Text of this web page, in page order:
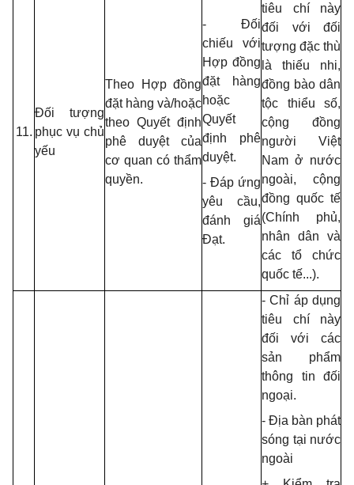
11.
Đối tượng
phục vụ chủ
yếu
Theo Hợp đồng
đặt hàng và/hoặc
theo Quyết định
phê duyệt của
cơ quan có thẩm
quyền.
- Đối
chiếu với
Hợp đồng
đặt hàng
hoặc
Quyết
định phê
duyệt.
- Đáp ứng
yêu cầu,
đánh giá
Đạt.
tiêu chí này
đối với đối
tượng đặc thù
là thiếu nhi,
đồng bào dân
tộc thiểu số,
cộng đồng
người Việt
Nam ở nước
ngoài, cộng
đồng quốc tế
(Chính phủ,
nhân dân và
các tổ chức
quốc tế...).
- Chỉ áp dụng
tiêu chí này
đối với các
sản phẩm
thông tin đối
ngoại.
- Địa bàn phát
sóng tại nước
ngoài